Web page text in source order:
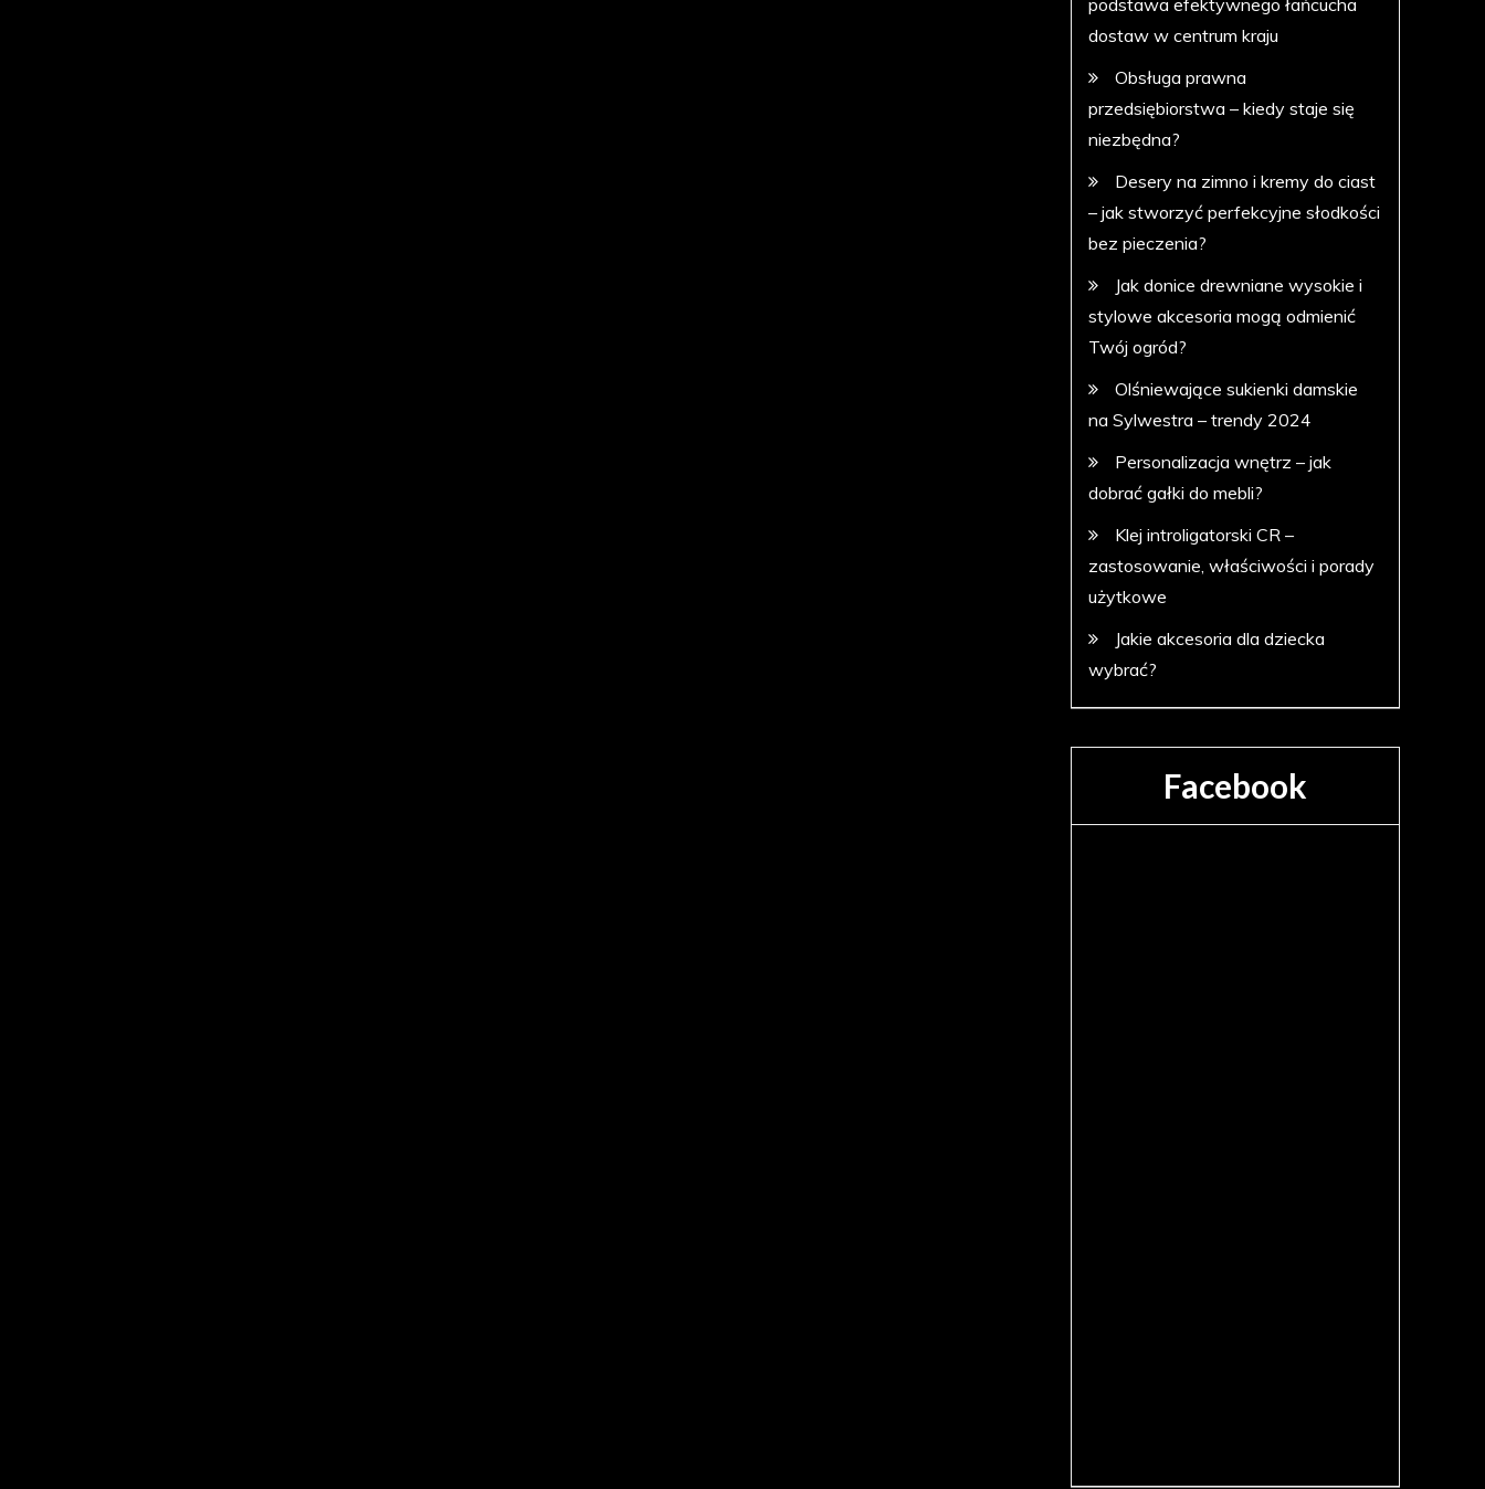
podstawa efektywnego łańcucha
dostaw w centrum kraju
Obsługa prawna
przedsiębiorstwa – kiedy staje się
niezbędna?
Desery na zimno i kremy do ciast
– jak stworzyć perfekcyjne słodkości
bez pieczenia?
Jak donice drewniane wysokie i
stylowe akcesoria mogą odmienić
Twój ogród?
Olśniewające sukienki damskie
na Sylwestra – trendy 2024
Personalizacja wnętrz – jak
dobrać gałki do mebli?
Klej introligatorski CR –
zastosowanie, właściwości i porady
użytkowe
Jakie akcesoria dla dziecka
wybrać?
Facebook